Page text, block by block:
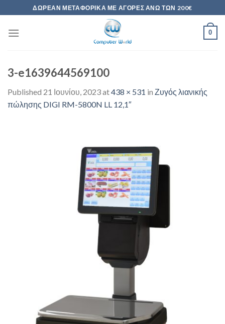
to
content
ΔΩΡΕΆΝ ΜΕΤΑΦΟΡΙΚΆ ΜΕ ΑΓΟΡΈΣ ΆΝΩ ΤΩΝ 200€
0
3-e1639644569100
Published 21 Ιουνίου, 2023at438 × 531 in Ζυγός λιανικής
πώλησης DIGI RM-5800N LL 12,1″